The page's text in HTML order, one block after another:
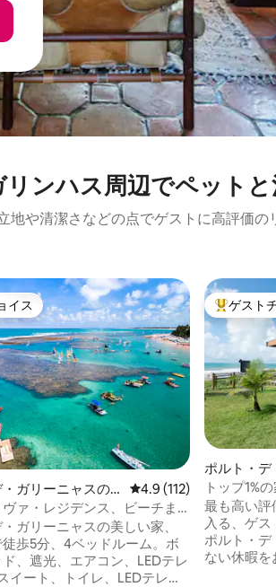
ンハス周⁠辺⁠でペ⁠ッ⁠ト⁠
地や清潔さなどの点でゲストに高評価の
つ星の平均評価
イス
イス
ガリーニャスの
レビュー112件、5つ星
4.9 (112)
ァ・レジデンス、ビーチま
ガリーニャスの美しい家、
徒歩5分、4ベッドルーム。ボ
、遮光、エアコン、LEDテレ
イート、トイレ、LEDテレビ
大好評の
ゲスト
ポルト・デ
ンドミニア
トップ1%
リゾート
最も高い評
入る、ゲス
ポルト・デ
ない休暇をお